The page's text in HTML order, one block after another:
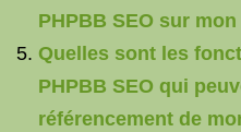
PHPBB SEO sur
Quelles sont les
PHPBB SEO qui
référencement de